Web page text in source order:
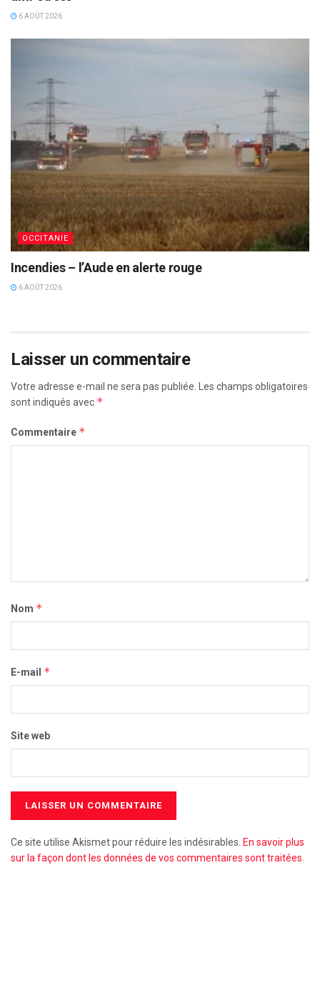
6 AOÛT 2026
OCCITANIE
Incendies – l’Aude en alerte rouge
6 AOÛT 2026
Laisser un commentaire
Votre adresse e-mail ne sera pas publiée. Les champs obligatoires
sont indiqués avec *
Commentaire *
Nom *
E-mail *
Site web
Ce site utilise Akismet pour réduire les indésirables. En savoir plus
sur la façon dont les données de vos commentaires sont traitées.